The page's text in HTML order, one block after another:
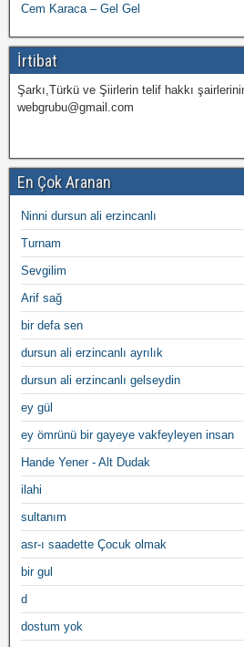
Cem Karaca – Gel Gel
İrtibat
Şarkı,Türkü ve Şiirlerin telif hakkı
webgrubu@gmail.com
En Çok Aranan
Ninni dursun ali erzincanlı
Turnam
Sevgilim
Arif sağ
bir defa sen
dursun ali erzincanlı ayrılık
dursun ali erzincanlı gelseydin
ey gül
ey ömrünü bir gayeye vakfeyleyen insan
Hande Yener - Alt Dudak
ilahi
sultanım
asr-ı saadette Çocuk olmak
bir gul
d
dostum yok